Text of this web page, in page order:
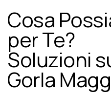
Cosa
per Te?
Soluzioni
Gorla